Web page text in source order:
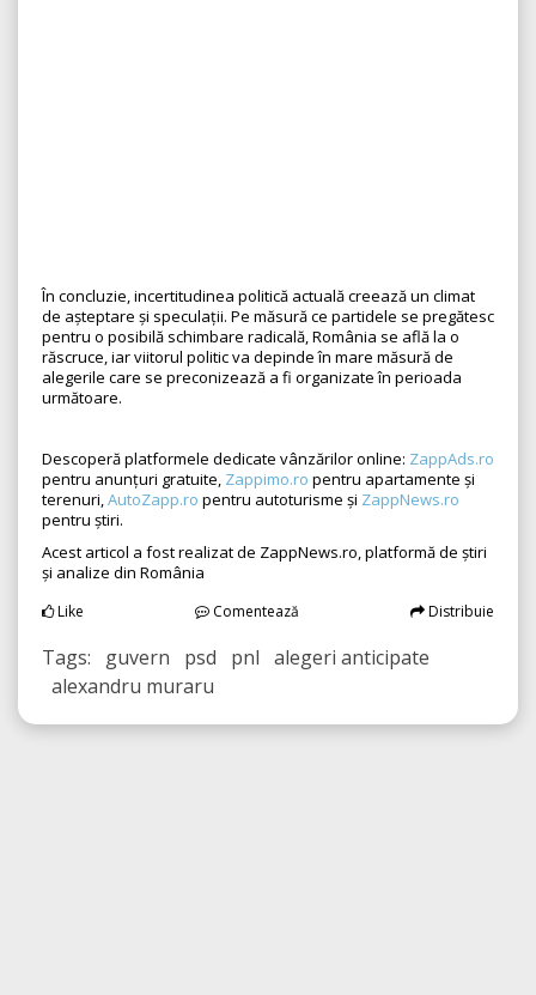
În concluzie, incertitudinea politică actuală creează un climat
de așteptare și speculații. Pe măsură ce partidele se pregătesc
pentru o posibilă schimbare radicală, România se află la o
răscruce, iar viitorul politic va depinde în mare măsură de
alegerile care se preconizează a fi organizate în perioada
următoare.
Descoperă platformele dedicate vânzărilor online: ZappAds.ro
pentru anunțuri gratuite, Zappimo.ro pentru apartamente și
terenuri,AutoZapp.ro pentru autoturisme și ZappNews.ro
pentru știri.
Acest articol a fost realizat de ZappNews.ro, platformă de știri
și analize din România
Like Comentează Distribuie
Tags: guvern psd pnl alegeri anticipate
alexandru muraru